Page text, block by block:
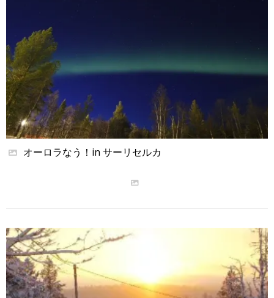
オーロラなう！in サーリセルカ